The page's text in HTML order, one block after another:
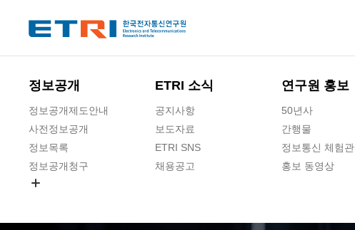
정보공개
정보공개제도안내
사전정보공개
정보목록
정보공개청구
ETRI 소식
공지사항
보도자료
ETRI SNS
채용공고
연구원 홍보
50년사
간행물
정보통신 체험관
홍보 동영상